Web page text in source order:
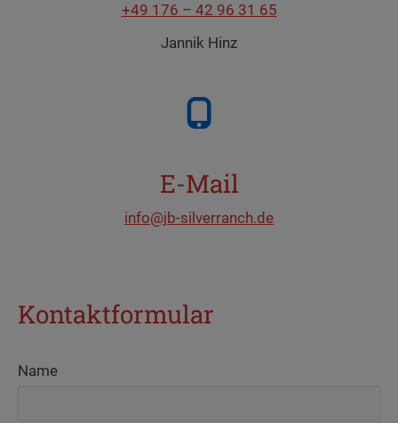
+49 176 – 42 96 31 65
Jannik Hinz
E-Mail
info@jb-silverranch.de
Kontaktformular
Name